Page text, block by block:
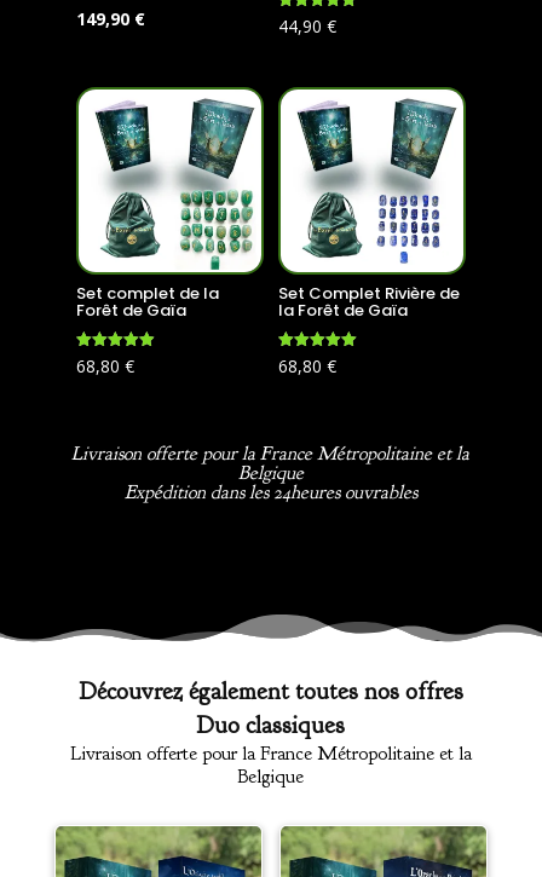
Le
était :
179,60 €.
149,90 €Le
est :
149,90 €.
Note
4.99
44,90€
Set complet de la
Forêt de Gaïa
Note
4.96
68,80 €
Set Complet Rivière de
la Forêt de Gaïa
Note
5.00
68,80€
Livraison offerte pour la France Métropolitaine et la
Belgique
Expédition dans les 24heures ouvrables
Découvrez également toutes nos offres
Duo classiques
Livraison offerte pour la France Métropolitaine et la
Belgique